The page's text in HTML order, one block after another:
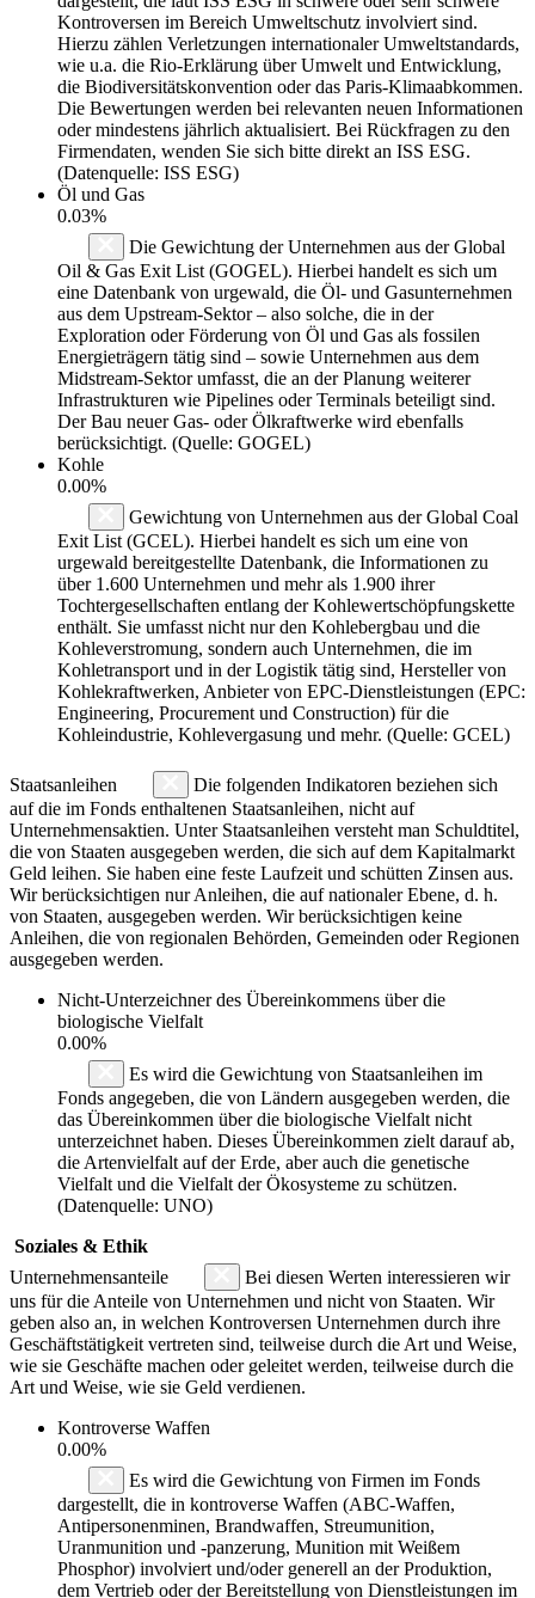
Kontroversen im Bereich Umweltschutz involviert sind.
Hierzu zählen Verletzungen internationaler Umweltstandards,
wie u.a. die Rio-Erklärung über Umwelt und Entwicklung,
die Biodiversitätskonvention oder das Paris-Klimaabkommen.
Die Bewertungen werden bei relevanten neuen Informationen
oder mindestens jährlich aktualisiert. Bei Rückfragen zu den
Firmendaten, wenden Sie sich bitte direkt an ISS ESG.
(Datenquelle: ISS ESG)
Öl und Gas
0.03%
Die Gewichtung der Unternehmen aus der Global
Oil & Gas Exit List (GOGEL). Hierbei handelt es sich um
eine Datenbank von urgewald, die Öl- und Gasunternehmen
aus dem Upstream-Sektor – also solche, die in der
Exploration oder Förderung von Öl und Gas als fossilen
Energieträgern tätig sind – sowie Unternehmen aus dem
Midstream-Sektor umfasst, die an der Planung weiterer
Infrastrukturen wie Pipelines oder Terminals beteiligt sind.
Der Bau neuer Gas- oder Ölkraftwerke wird ebenfalls
berücksichtigt. (Quelle: GOGEL)
Kohle
0.00%
Gewichtung von Unternehmen aus der Global Coal
Exit List (GCEL). Hierbei handelt es sich um eine von
urgewald bereitgestellte Datenbank, die Informationen zu
über 1.600 Unternehmen und mehr als 1.900 ihrer
Tochtergesellschaften entlang der Kohlewertschöpfungskette
enthält. Sie umfasst nicht nur den Kohlebergbau und die
Kohleverstromung, sondern auch Unternehmen, die im
Kohletransport und in der Logistik tätig sind, Hersteller von
Kohlekraftwerken, Anbieter von EPC-Dienstleistungen (EPC:
Engineering, Procurement und Construction) für die
Kohleindustrie, Kohlevergasung und mehr. (Quelle: GCEL)
Staatsanleihen
Die folgenden Indikatoren beziehen sich
auf die im Fonds enthaltenen Staatsanleihen, nicht auf
Unternehmensaktien. Unter Staatsanleihen versteht man Schuldtitel,
die von Staaten ausgegeben werden, die sich auf dem Kapitalmarkt
Geld leihen. Sie haben eine feste Laufzeit und schütten Zinsen aus.
Wir berücksichtigen nur Anleihen, die auf nationaler Ebene, d. h.
von Staaten, ausgegeben werden. Wir berücksichtigen keine
Anleihen, die von regionalen Behörden, Gemeinden oder Regionen
ausgegeben werden.
Nicht-Unterzeichner des Übereinkommens über die
biologische Vielfalt
0.00%
Es wird die Gewichtung von Staatsanleihen im
Fonds angegeben, die von Ländern ausgegeben werden, die
das Übereinkommen über die biologische Vielfalt nicht
unterzeichnet haben. Dieses Übereinkommen zielt darauf ab,
die Artenvielfalt auf der Erde, aber auch die genetische
Vielfalt und die Vielfalt der Ökosysteme zu schützen.
(Datenquelle: UNO)
Soziales & Ethik
Unternehmensanteile
Bei diesen Werten interessieren wir
uns für die Anteile von Unternehmen und nicht von Staaten. Wir
geben also an, in welchen Kontroversen Unternehmen durch ihre
Geschäftstätigkeit vertreten sind, teilweise durch die Art und Weise,
wie sie Geschäfte machen oder geleitet werden, teilweise durch die
Art und Weise, wie sie Geld verdienen.
Kontroverse Waffen
0.00%
Es wird die Gewichtung von Firmen im Fonds
dargestellt, die in kontroverse Waffen (ABC-Waffen,
Antipersonenminen, Brandwaffen, Streumunition,
Uranmunition und -panzerung, Munition mit Weißem
Phosphor) involviert und/oder generell an der Produktion,
dem Vertrieb oder der Bereitstellung von Dienstleistungen im